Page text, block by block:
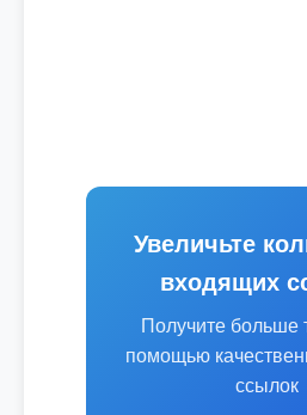
Увеличьте
входящих
Получите больше
помощью
ссылок